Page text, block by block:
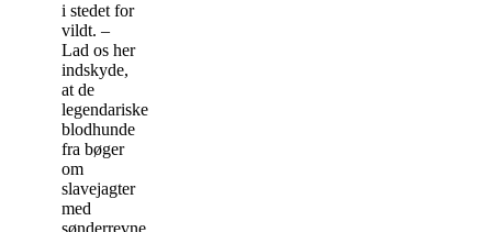
i stedet for
vildt. –
Lad os her
indskyde,
at de
legendariske
blodhunde
fra bøger
om
slavejagter
med